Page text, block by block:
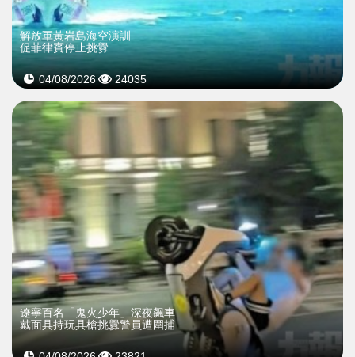
解放軍黃岩島海空演訓
促菲律賓停止挑釁
04/08/2026 24035
遼寧百名「鬼火少年」深夜飆車
戴面具持玩具槍挑釁警員遭圍捕